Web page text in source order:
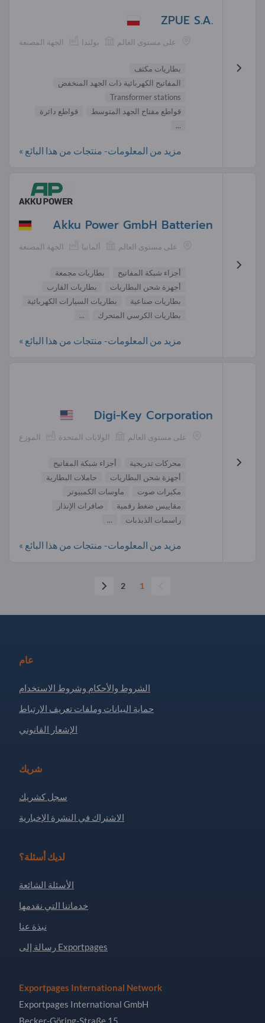
ZPUE S.A.
الجهة المصنعة بولندا على مستوى العالم
بطاريات مكثف
المفاتيح الكهربائية ذات الجهد المنخفض
Transformer stations
قواطع مفتاح الجهد المتوسط
قواطع دائرة
...
مزيد من المعلومات- منتجات من هذا البائع »
Akku Power GmbH Batterien
الجهة المصنعة ألمانيا على مستوى العالم
أجزاء شبكة المفاتيح
بطاريات مجمعة
أجهزة شحن البطاريات
بطاريات القارب
بطاريات صناعية
بطاريات السيارات الكهربائية
بطاريات الكرسي المتحرك
...
مزيد من المعلومات- منتجات من هذا البائع »
Digi-Key Corporation
الموزع الولايات المتحدة على مستوى العالم
محركات تدريجية
أجزاء شبكة المفاتيح
أجهزة شحن البطاريات
حاملات البطارية
مكبرات صوت
ماوسات الكمبيوتر
مقاييس ضغط رقمية
صافرات الإنذار
راسمات الذبذبات
...
مزيد من المعلومات- منتجات من هذا البائع »
1
2
عام
الشروط والأحكام وشروط الاستخدام
حماية البيانات وملفات تعريف الارتباط
الإشعار القانوني
شريك
سجل كشريك
الاشتراك في النشرة الإخبارية
لديك أسئلة؟
الأسئلة الشائعة
خدماتنا التي نقدمها
نبذة عنا
رسالة إلى Exportpages
Exportpages International Network
Exportpages International GmbH
Becker-Göring-Straße 15